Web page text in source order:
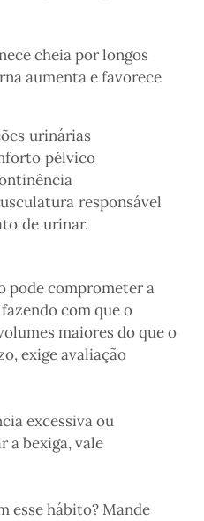
cheia por longos
aumenta e favorece
urinárias
pélvico
responsável
de urinar.
pode comprometer a
com que o
maiores do que o
exige avaliação
excessiva ou
a bexiga, vale
esse hábito? Mande